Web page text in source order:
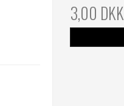
3,00 DKK